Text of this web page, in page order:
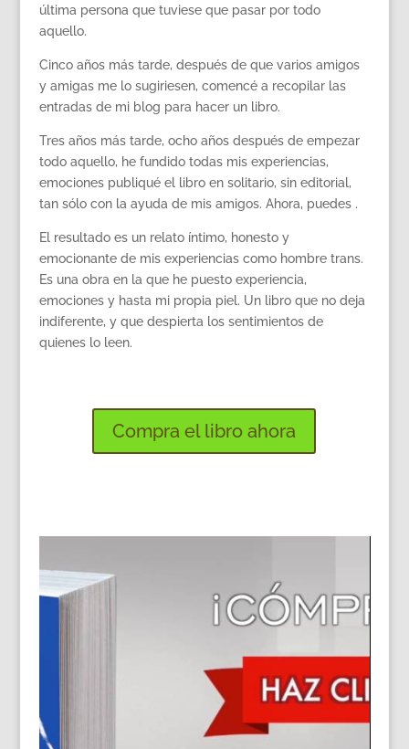
última persona que tuviese que pasar por todo
aquello.
Cinco años más tarde, después de que varios amigos
y amigas me lo sugiriesen, comencé a recopilar las
entradas de mi blog para hacer un libro.
Tres años más tarde, ocho años después de empezar
todo aquello, he fundido todas mis experiencias,
emociones publiqué el libro en solitario, sin editorial,
tan sólo con la ayuda de mis amigos. Ahora, puedes .
El resultado es un relato íntimo, honesto y
emocionante de mis experiencias como hombre trans.
Es una obra en la que he puesto experiencia,
emociones y hasta mi propia piel. Un libro que no deja
indiferente, y que despierta los sentimientos de
quienes lo leen.
Compra el libro ahora